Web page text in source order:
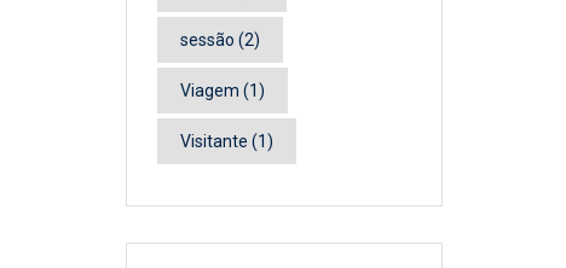
sessão (2)
Viagem (1)
Visitante (1)